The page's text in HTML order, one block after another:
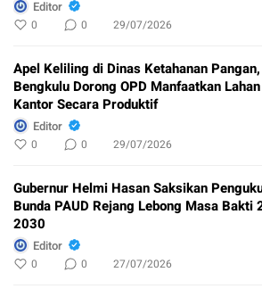
Editor
0 0 29/07/2026
Apel Keliling di Dinas Ketahanan
Bengkulu Dorong OPD Manfaatkan Lahan
Kantor Secara Produktif
Editor
0 0 29/07/2026
Gubernur Helmi Hasan Saksikan
Bunda PAUD Rejang Lebong Masa Bakti
2030
Editor
0 0 27/07/2026